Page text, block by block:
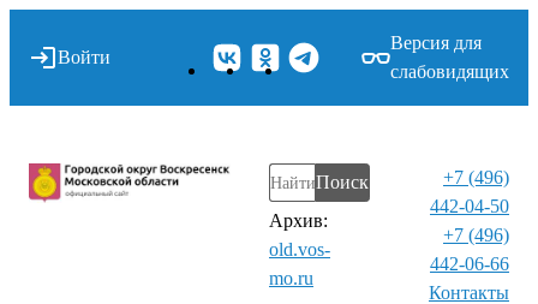
Войти
Версия для
слабовидящих
Поиск
Архив:
old.vos-
mo.ru
+7 (496)
442-04-50
+7 (496)
442-06-66
Контакты⁠